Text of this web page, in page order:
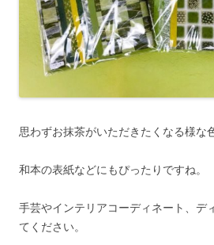
思わずお抹茶がいただきたくなる様な
和本の表紙などにもぴったりですね。
手芸やインテリアコーディネート、デ
てください。